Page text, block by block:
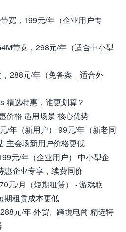
宽，199元/年（企业用户专
带宽，298元/年（适合中小型
288元/年（免备案，适合外
精选特惠，谁更划算？
价格 适用场景 核心优势
/年（新用户） 99元/年（新老同
主会场新用户价格更低
元/年（企业用户） 中小型企
惠企业专享，续费同价
元/月（短期租赁） - 游戏联
期租赁成本更低
元/年 外贸、跨境电商 精选特